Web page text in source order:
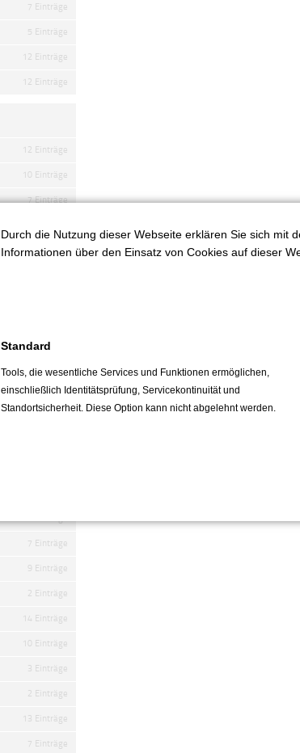
7 Einträge
5 Einträge
12 Einträge
12 Einträge
12 Einträge
10 Einträge
7 Einträge
4 Einträge
8 Einträge
15 Einträge
7 Einträge
9 Einträge
2 Einträge
14 Einträge
10 Einträge
3 Einträge
2 Einträge
13 Einträge
7 Einträge
Durch die Nutzung dieser Webseite erklären Sie sich mit
Informationen über den Einsatz von Cookies auf dieser
Standard
Tools, die wesentliche Services und Funktionen ermöglichen,
einschließlich Identitätsprüfung, Servicekontinuität und
Standortsicherheit. Diese Option kann nicht abgelehnt werden.